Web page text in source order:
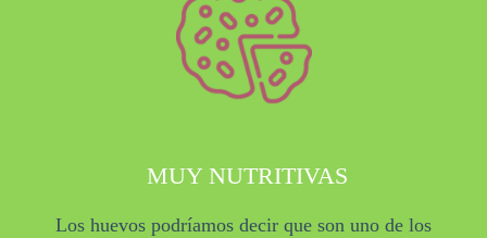
MUY NUTRITIVAS
Los huevos podríamos decir que son uno de los